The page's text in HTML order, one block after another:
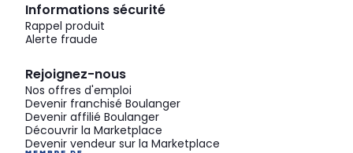
Informations sécurité
Rappel produit
Alerte fraude
Rejoignez-nous
Nos offres d'emploi
Devenir franchisé Boulanger
Devenir affilié Boulanger
Découvrir la Marketplace
Devenir vendeur sur la Marketplace